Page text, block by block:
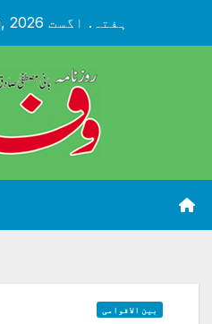
ہفتہ. اگست 8th, 2026
بین الاقوامی